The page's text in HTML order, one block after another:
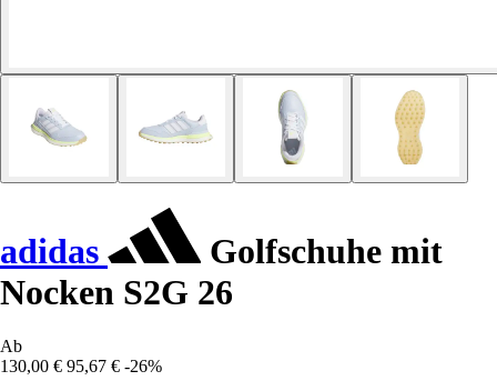
adidas
Golfschuhe mit
Nocken S2G 26
Ab
130,00 € 95,67 € -26%